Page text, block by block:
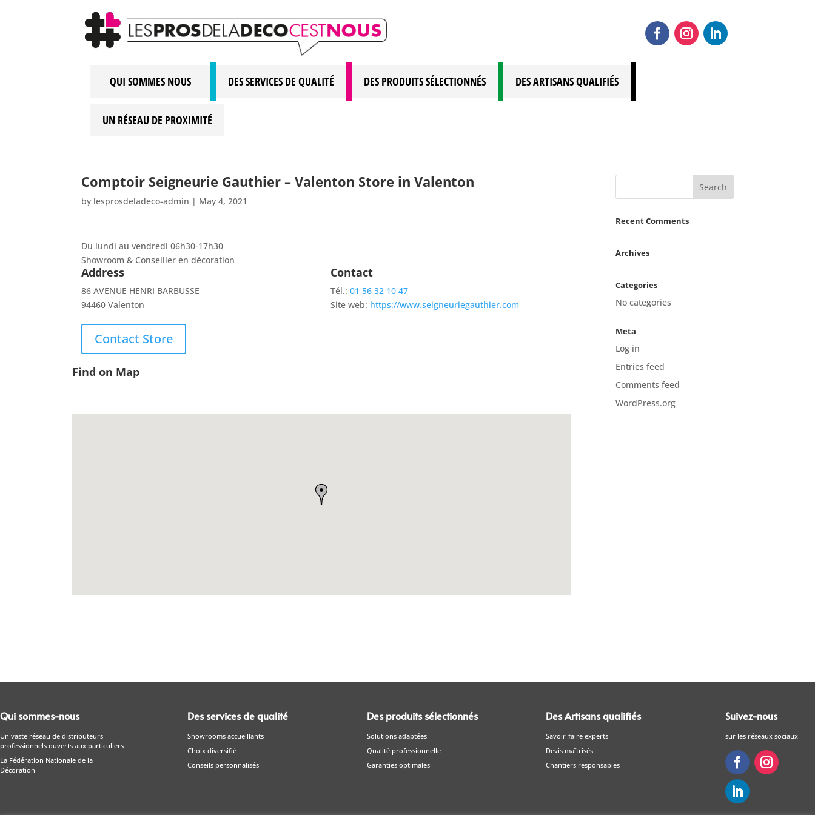
QUI SOMMES NOUS DES SERVICES DE QUALITÉ DES PRODUITS SÉLECTIONNÉS DES ARTISANS QUALIFIÉS
UN RÉSEAU DE PROXIMITÉ
Comptoir Seigneurie Gauthier – Valenton Store in Valenton
by lesprosdeladeco-admin | May 4, 2021
Du lundi au vendredi 06h30-17h30
Showroom & Conseiller en décoration
Address
86 AVENUE HENRI BARBUSSE
94460 Valenton
Contact
Tél.:01 56 32 10 47
Site web: https://www.seigneuriegauthier.com
Contact Store
Find on Map
Recent Comments
Archives
Categories
No categories
Meta
Log in
Entries feed
Comments feed
WordPress.org
Qui sommes-nous
Un vaste réseau de distributeurs
professionnels ouverts aux particuliers
La Fédération Nationale de la
Décoration
Des services de qualité
Showrooms accueillants
Choix diversifié
Conseils personnalisés
Des produits sélectionnés
Solutions adaptées
Qualité professionnelle
Garanties optimales
Des Artisans qualifiés
Savoir-faire experts
Devis maîtrisés
Chantiers responsables
Suivez-nous
sur les réseaux sociaux